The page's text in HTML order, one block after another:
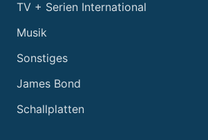
TV + Serien International
Musik
Sonstiges
James Bond
Schallplatten